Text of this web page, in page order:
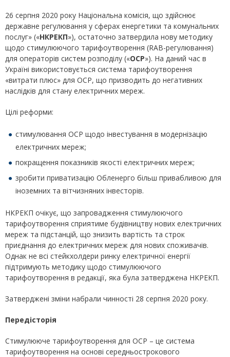
26 серпня 2020 року Національна комісія, що здійснює
державне регулювання у сферах енергетики та комунальних
послуг» («НКРЕКП»), остаточно затвердила нову методику
щодо стимулюючого тарифоутворення (RAB-регулювання)
для операторів систем розподілу («ОСР»). На даний час в
Україні використовується система тарифоутворення
«витрати плюс» для ОСР, що призводить до негативних
наслідків для стану електричних мереж.
Цілі реформи:
стимулювання ОСР щодо інвестування в модернізацію
електричних мереж;
покращення показників якості електричних мереж;
зробити приватизацію Обленерго більш привабливою для
іноземних та вітчизняних інвесторів.
НКРЕКП очікує, що запровадження стимулюючого
тарифоутворення сприятиме будівництву нових електричних
мереж та підстанцій, що знизить вартість та строк
приєднання до електричних мереж для нових споживачів.
Однак не всі стейкхолдери ринку електричної енергії
підтримують методику щодо стимулюючого
тарифоутворення в редакції, яка була затверджена НКРЕКП.
Затверджені зміни набрали чинності 28 серпня 2020 року.
Передісторія
Стимулююче тарифоутворення для ОСР – це система
тарифоутворення на основі середньострокового